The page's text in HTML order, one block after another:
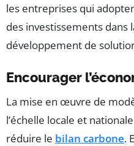
les entreprises qui
des investissements dans
développement de
Encourager
La mise en œuvre de
l’échelle locale et
réduire le bilan carbone.